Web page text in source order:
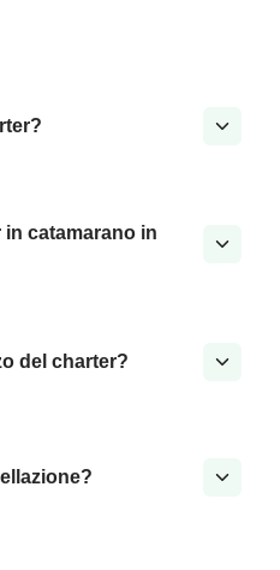
catamarano in
del charter?